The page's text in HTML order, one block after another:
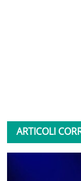
ARTICOLI